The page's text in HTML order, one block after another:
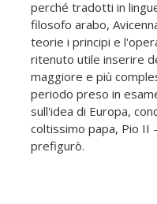
perché tradotti in
filosofo arabo,
teorie i principi e
ritenuto utile inserire
maggiore e più
periodo preso in
sull'idea di Europa,
coltissimo papa, Pio II
prefigurò.